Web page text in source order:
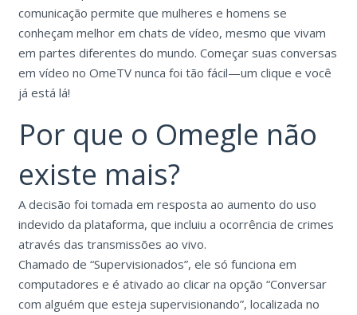
comunicação permite que mulheres e homens se
conheçam melhor em chats de vídeo, mesmo que vivam
em partes diferentes do mundo. Começar suas conversas
em vídeo no OmeTV nunca foi tão fácil—um clique e você
já está lá!
Por que o Omegle não
existe mais?
A decisão foi tomada em resposta ao aumento do uso
indevido da plataforma, que incluiu a ocorrência de crimes
através das transmissões ao vivo.
Chamado de “Supervisionados”, ele só funciona em
computadores e é ativado ao clicar na opção “Conversar
com alguém que esteja supervisionando”, localizada no